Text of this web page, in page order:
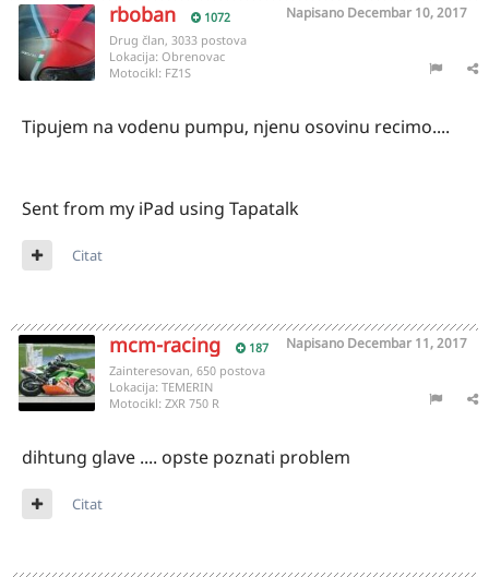
rboban 1072 Napisano Decembar 10, 2017
Drug član, 3033 postova
Lokacija: Obrenovac
Motocikl: FZ1S
Tipujem na vodenu pumpu, njenu osovinu recimo....
Sent from my iPad using Tapatalk
Citat
mcm-racing 187 Napisano Decembar 11, 2017
Zainteresovan, 650 postova
Lokacija: TEMERIN
Motocikl: ZXR 750 R
dihtung glave .... opste poznati problem
Citat